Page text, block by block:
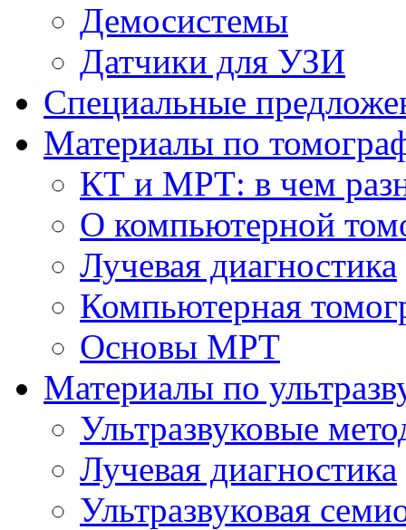
Демосистемы
Датчики для УЗИ
Cпециальные
Материалы по
КТ и МРТ: в чем
О компьютерной
Лучевая диагностика
Компьютерная
Основы МРТ
Материалы по
Ультразвуковые
Лучевая диагностика
Ультразвуковая